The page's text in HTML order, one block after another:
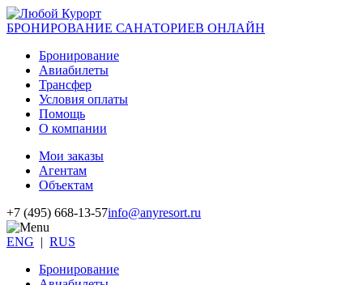
БРОНИРОВАНИЕ САНАТОРИЕВ ОНЛАЙН
Бронирование
Авиабилеты
Трансфер
Условия оплаты
Помощь
О компании
Мои заказы
Агентам
Объектам
+7 (495) 668-13-57info@anyresort.ru
ENG | RUS
Бронирование